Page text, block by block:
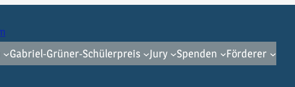
Gabriel-Grüner-Schülerpreis Jury Spenden Förderer